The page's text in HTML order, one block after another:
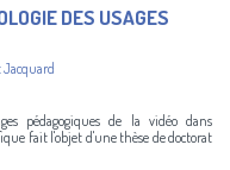
DES USAGES
Jacquard
pédagogiques de la vidéo dans
fait l'objet d'une thèse de doctorat